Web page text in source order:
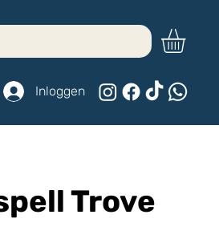
Inloggen
Trove